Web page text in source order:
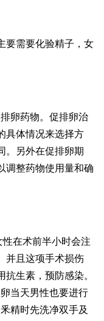
要需要化验精子，女
卵药物。促排卵治
具体情况来选择方
。另外在促排卵期
调整药物使用量和确
在术前半小时会注
并且这项手术损伤
生素，预防感染。
当天男性也要进行
精时先洗净双手及